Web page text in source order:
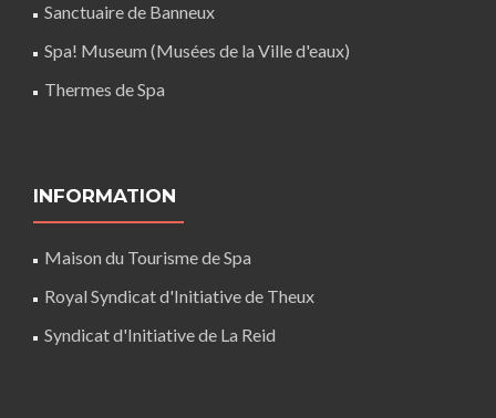
Sanctuaire de Banneux
Spa! Museum (Musées de la Ville d'eaux)
Thermes de Spa
INFORMATION
Maison du Tourisme de Spa
Royal Syndicat d'Initiative de Theux
Syndicat d'Initiative de La Reid